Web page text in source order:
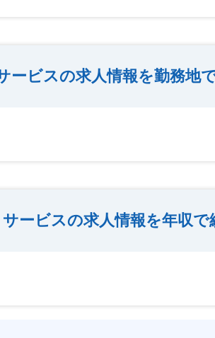
ービスの求人情報を勤務地
ービスの求人情報を年収で